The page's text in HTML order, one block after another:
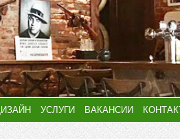
УСЛУГИ ВАКАНСИИ